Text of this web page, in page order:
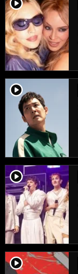
player2
player2
player2